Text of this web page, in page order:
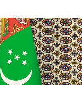
Medeniýet